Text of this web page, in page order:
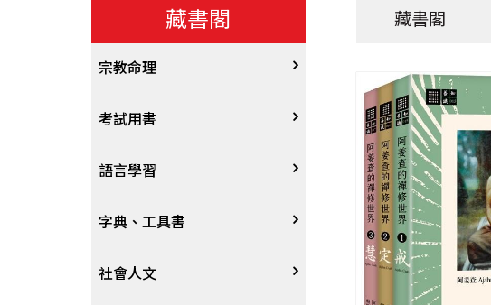
藏書閣
宗教命理
宗教
星象星座命理
考試用書
四技二專大學
國考、檢定
留學考試
語言學習
英語/美語
日語
字典、工具書
字辭典
社會人文
藏書閣